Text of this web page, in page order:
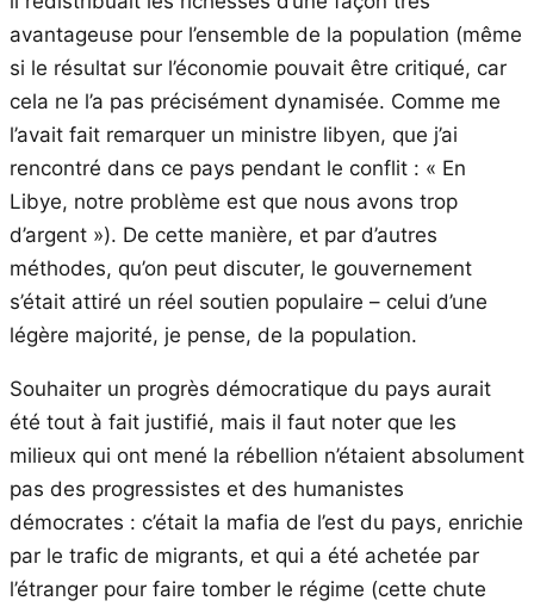
avantageuse pour l’ensemble de la population (même
si le résultat sur l’économie pouvait être critiqué, car
cela ne l’a pas précisément dynamisée. Comme me
l’avait fait remarquer un ministre libyen, que j’ai
rencontré dans ce pays pendant le conflit : « En
Libye, notre problème est que nous avons trop
d’argent »). De cette manière, et par d’autres
méthodes, qu’on peut discuter, le gouvernement
s’était attiré un réel soutien populaire – celui d’une
légère majorité, je pense, de la population.
Souhaiter un progrès démocratique du pays aurait
été tout à fait justifié, mais il faut noter que les
milieux qui ont mené la rébellion n’étaient absolument
pas des progressistes et des humanistes
démocrates : c’était la mafia de l’est du pays, enrichie
par le trafic de migrants, et qui a été achetée par
l’étranger pour faire tomber le régime (cette chute